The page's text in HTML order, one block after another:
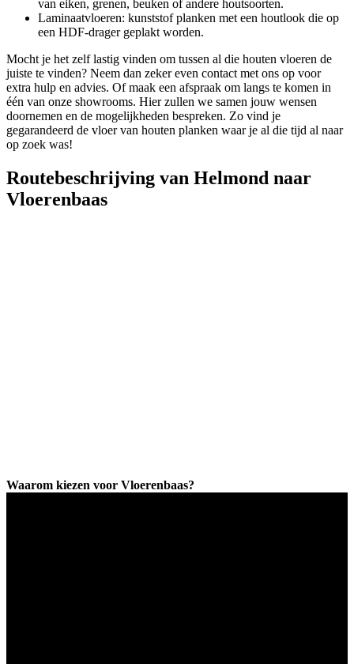
van eiken, grenen, beuken of andere houtsoorten.
Laminaatvloeren: kunststof planken met een houtlook die op
een HDF-drager geplakt worden.
Mocht je het zelf lastig vinden om tussen al die houten vloeren de
juiste te vinden? Neem dan zeker even contact met ons op voor
extra hulp en advies. Of maak een afspraak om langs te komen in
één van onze showrooms. Hier zullen we samen jouw wensen
doornemen en de mogelijkheden bespreken. Zo vind je
gegarandeerd de vloer van houten planken waar je al die tijd al naar
op zoek was!
Routebeschrijving van Helmond naar
Vloerenbaas
Waarom kiezen voor Vloerenbaas?